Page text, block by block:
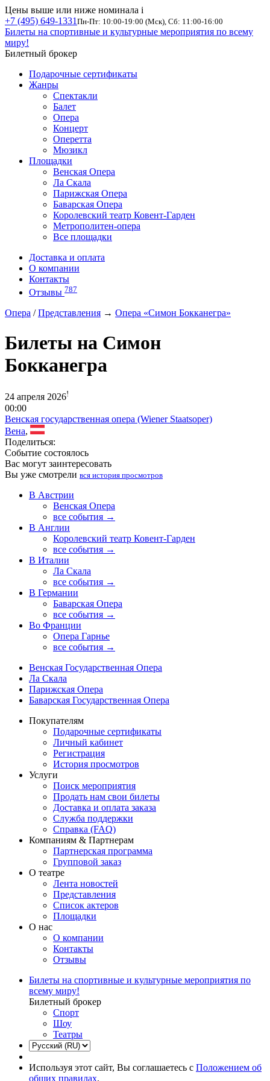
Цены выше или ниже номинала i
+7 (495) 649-1331 Пн-Пт: 10:00-19:00 (Мск), Сб: 11:00-16:00
Билеты на спортивные и культурные мероприятия по всему
миру!
Билетный брокер
Подарочные сертификаты
Жанры
Спектакли
Балет
Опера
Концерт
Оперетта
Мюзикл
Площадки
Венская Опера
Ла Скала
Парижская Опера
Баварская Опера
Королевский театр Ковент-Гарден
Метрополитен-опера
Все площадки
Доставка и оплата
О компании
Контакты
Отзывы 787
Опера /Представления → Опера «Симон Бокканегра»
Билеты на Симон
Бокканегра
24 апреля 2026!
00:00
Венская государственная опера (Wiener Staatsoper)
Вена,
Поделиться:
Событие состоялось
Вас могут заинтересовать
Вы уже смотрели вся история просмотров
В Австрии
Венская Опера
все события →
В Англии
Королевский театр Ковент-Гарден
все события →
В Италии
Ла Скала
все события →
В Германии
Баварская Опера
все события →
Во Франции
Опера Гарнье
все события →
Венская Государственная Опера
Ла Скала
Парижская Опера
Баварская Государственная Опера
Покупателям
Подарочные сертификаты
Личный кабинет
Регистрация
История просмотров
Услуги
Поиск мероприятия
Продать нам свои билеты
Доставка и оплата заказа
Служба поддержки
Справка (FAQ)
Компаниям & Партнерам
Партнерская программа
Групповой заказ
О театре
Лента новостей
Представления
Список актеров
Площадки
О нас
О компании
Контакты
Отзывы
Билеты на спортивные и культурные мероприятия по
всему миру!
Билетный брокер
Спорт
Шоу
Театры
Используя этот сайт, Вы соглашаетесь с Положением об
общих правилах.